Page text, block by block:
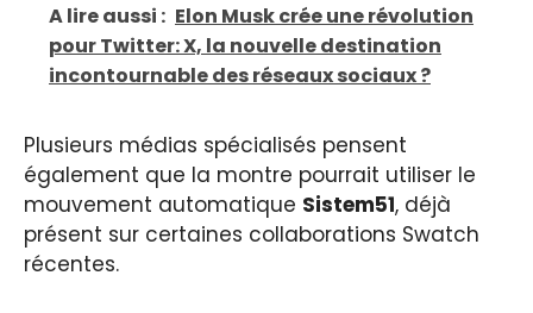
A lire aussi : Elon Musk crée une révolution
pour Twitter: X, la nouvelle destination
incontournable des réseaux sociaux ?
Plusieurs médias spécialisés pensent
également que la montre pourrait utiliser le
mouvement automatique Sistem51, déjà
présent sur certaines collaborations Swatch
récentes.